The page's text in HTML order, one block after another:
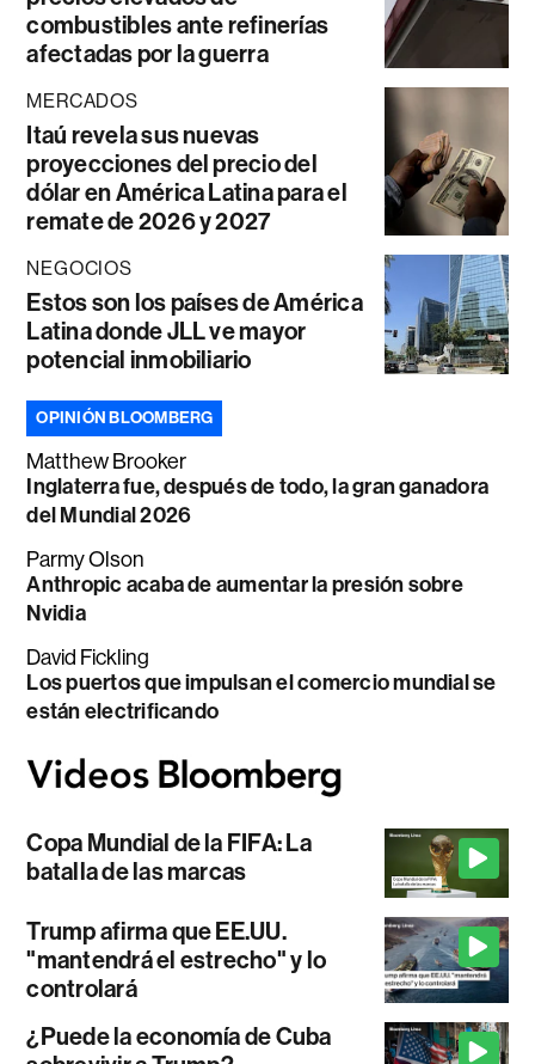
combustibles ante refinerías
afectadas por la guerra
MERCADOS
Itaú revela sus nuevas
proyecciones del precio del
dólar en América Latina para el
remate de 2026 y 2027
NEGOCIOS
Estos son los países de América
Latina donde JLL ve mayor
potencial inmobiliario
OPINIÓN BLOOMBERG
Matthew Brooker
Inglaterra fue, después de todo, la gran ganadora
del Mundial 2026
Parmy Olson
Anthropic acaba de aumentar la presión sobre
Nvidia
David Fickling
Los puertos que impulsan el comercio mundial se
están electrificando
Copa Mundial de la FIFA: La
batalla de las marcas
Trump afirma que EE.UU.
"mantendrá el estrecho" y lo
controlará
¿Puede la economía de Cuba